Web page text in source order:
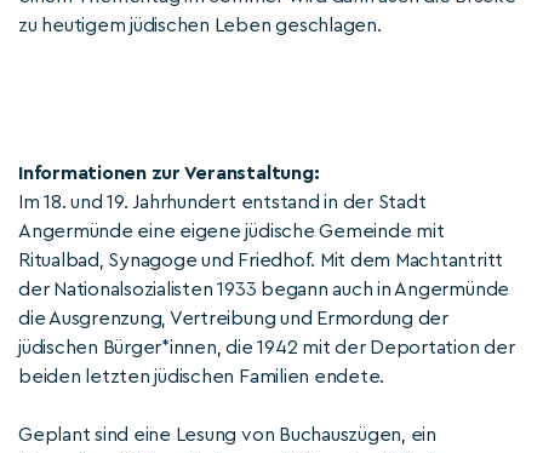
zu heutigem jüdischen Leben geschlagen.
Informationen zur Veranstaltung:
Im 18. und 19. Jahrhundert entstand in der Stadt
Angermünde eine eigene jüdische Gemeinde mit
Ritualbad, Synagoge und Friedhof. Mit dem Machtantritt
der Nationalsozialisten 1933 begann auch in Angermünde
die Ausgrenzung, Vertreibung und Ermordung der
jüdischen Bürger*innen, die 1942 mit der Deportation der
beiden letzten jüdischen Familien endete.
Geplant sind eine Lesung von Buchauszügen, ein